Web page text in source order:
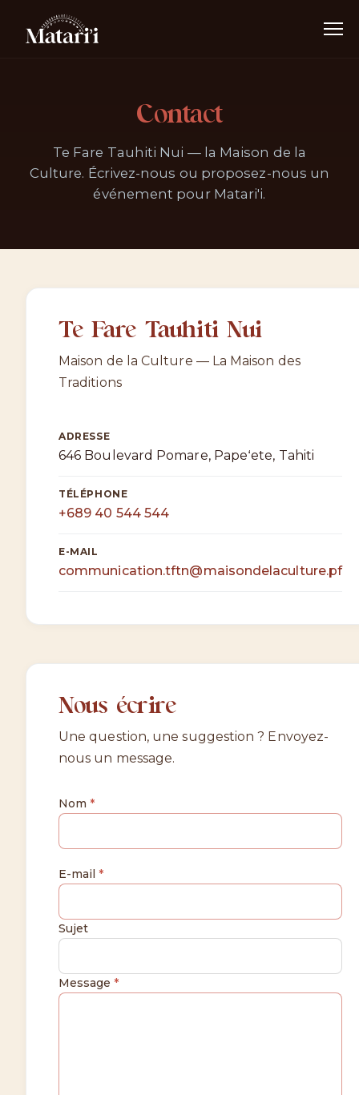
Contact
Te Fare Tauhiti Nui — la Maison de la
Culture. Écrivez-nous ou proposez-nous un
événement pour Matari'i.
Te Fare Tauhiti Nui
Maison de la Culture — La Maison des
Traditions
ADRESSE
646 Boulevard Pomare, Papeʻete, Tahiti
TÉLÉPHONE
+689 40 544 544
E-MAIL
communication.tftn@maisondelaculture.pf
Nous écrire
Une question, une suggestion ? Envoyez-
nous un message.
Nom *
E-mail *
Sujet
Message *